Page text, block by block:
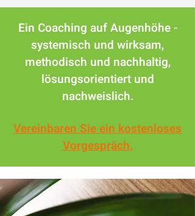
Ein Coaching auf Augenhöhe -
systemisch und wirksam,
methodisch und nachhaltig,
lösungsorientiert und
nachweislich.
Vereinbaren Sie ein kostenloses
Vorgespräch.